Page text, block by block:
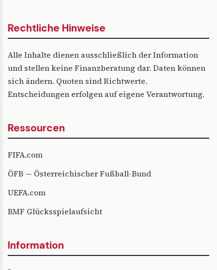
Rechtliche Hinweise
Alle Inhalte dienen ausschließlich der Information
und stellen keine Finanzberatung dar. Daten können
sich ändern. Quoten sind Richtwerte.
Entscheidungen erfolgen auf eigene Verantwortung.
Ressourcen
FIFA.com
ÖFB — Österreichischer Fußball-Bund
UEFA.com
BMF Glücksspielaufsicht
Information